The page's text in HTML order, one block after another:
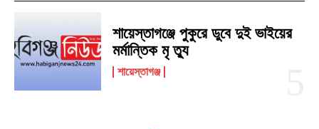
শায়েস্তাগঞ্জে পুকুরে ডুবে দুই ভাইয়ের
মর্মান্তিক মৃ ত্যু
শায়েস্তাগঞ্জ